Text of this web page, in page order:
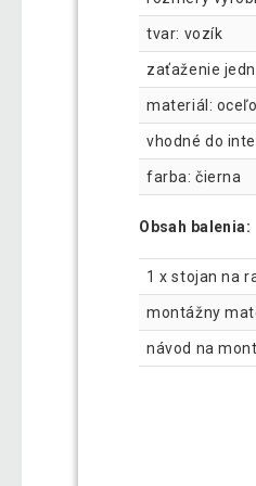
tvar: vozík
zaťaženie
materiál:
vhodné do
farba: čierna
Obsah balenia:
1 x stojan na
montážny
návod na